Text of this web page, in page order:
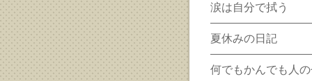
涙は自分で拭う
夏休みの日記
何でもかんでも人